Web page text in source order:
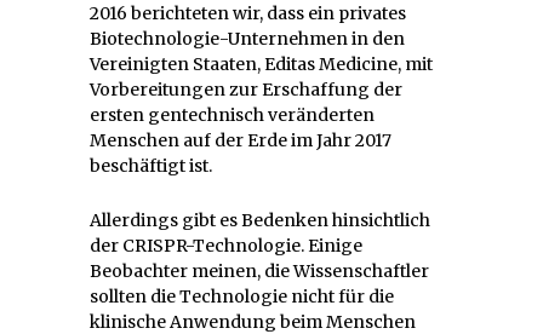
2016 berichteten wir, dass ein privates
Biotechnologie-Unternehmen in den
Vereinigten Staaten, Editas Medicine, mit
Vorbereitungen zur Erschaffung der
ersten gentechnisch veränderten
Menschen auf der Erde im Jahr 2017
beschäftigt ist.
Allerdings gibt es Bedenken hinsichtlich
der CRISPR-Technologie. Einige
Beobachter meinen, die Wissenschaftler
sollten die Technologie nicht für die
klinische Anwendung beim Menschen